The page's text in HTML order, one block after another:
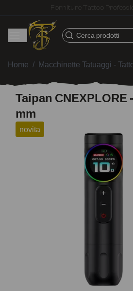
Cerca prodotti
Home / Macchinette Tatuaggi -
Taipan CNEXPLORE
mm
novita